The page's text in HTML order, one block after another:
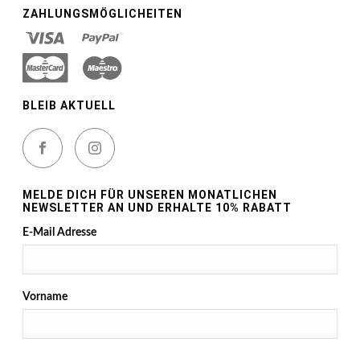
ZAHLUNGSMÖGLICHEITEN
BLEIB AKTUELL
MELDE DICH FÜR UNSEREN MONATLICHEN
NEWSLETTER AN UND ERHALTE 10% RABATT
E-Mail Adresse
Vorname